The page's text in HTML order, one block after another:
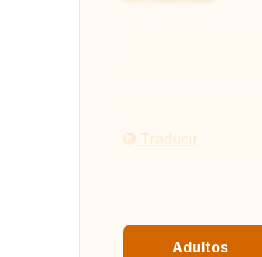
Traducir
Adultos